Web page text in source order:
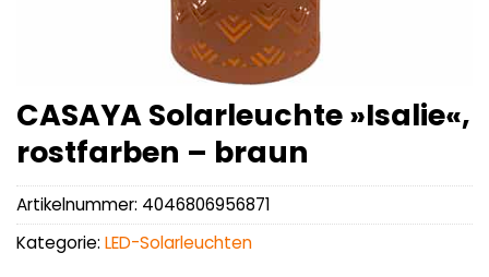
CASAYA Solarleuchte »Isalie«,
rostfarben – braun
Artikelnummer: 4046806956871
Kategorie: LED-Solarleuchten